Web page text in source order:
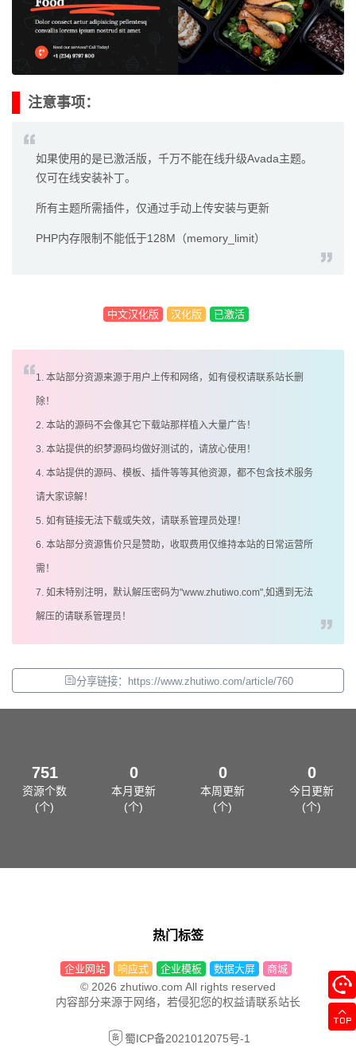
注意事项：
如果使用的是已激活版，千万不能在线升级Avada主题。
仅可在线安装补丁。
所有主题所需插件，仅通过手动上传安装与更新
PHP内存限制不能低于128M（memory_limit）
中文汉化版 汉化版 已激活
1. 本站部分资源来源于用户上传和网络，如有侵权请联系站长删
除！
2. 本站的源码不会像其它下载站那样植入大量广告！
3. 本站提供的织梦源码均做好测试的，请放心使用！
4. 本站提供的源码、模板、插件等等其他资源，都不包含技术服务
请大家谅解！
5. 如有链接无法下载或失效，请联系管理员处理！
6. 本站部分资源售价只是赞助，收取费用仅维持本站的日常运营所
需！
7. 如未特别注明，默认解压密码为"www.zhutiwo.com",如遇到无法
解压的请联系管理员！
分享链接：https://www.zhutiwo.com/article/760
751
资源个数
(个)
0
本月更新
(个)
0
本周更新
(个)
0
今日更新
(个)
热门标签
企业网站 响应式 企业模板 数据大屏 商城
© 2026 zhutiwo.com All rights reserved
内容部分来源于网络，若侵犯您的权益请联系站长
蜀ICP备2021012075号-1